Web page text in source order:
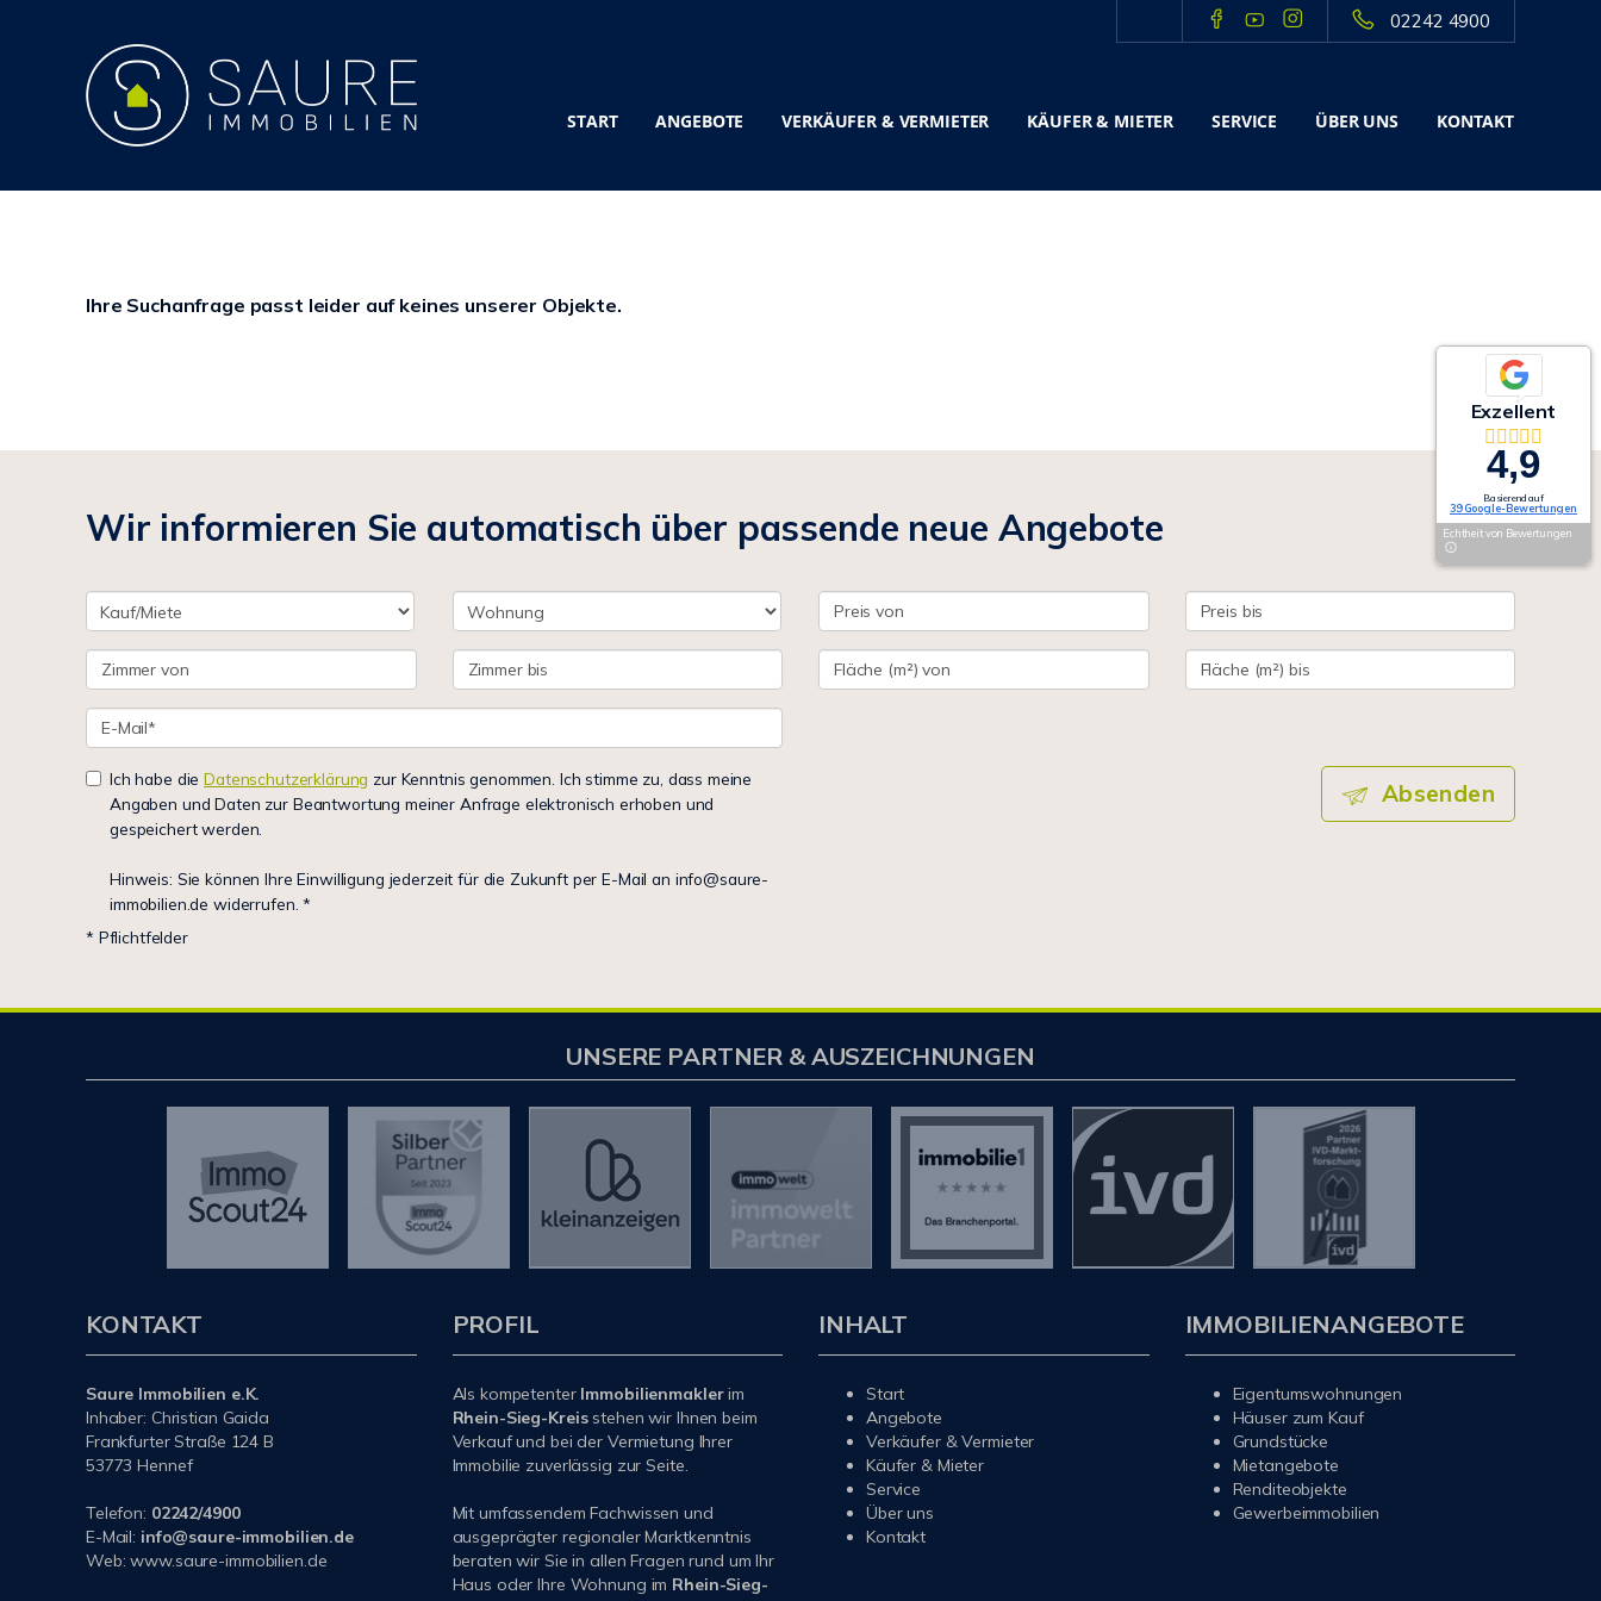
02242 4900
START ANGEBOTE VERKÄUFER & VERMIETER KÄUFER & MIETER SERVICE ÜBER UNS KONTAKT
Ihre Suchanfrage passt leider auf keines unserer Objekte.
Wir informieren Sie automatisch über passende neue Angebote
Ich habe dieDatenschutzerklärung zur Kenntnis genommen. Ich stimme zu, dass meine
Angaben und Daten zur Beantwortung meiner Anfrage elektronisch erhoben und
gespeichert werden.
Hinweis: Sie können Ihre Einwilligung jederzeit für die Zukunft per E-Mail an info@saure-
immobilien.de widerrufen. *
* Pflichtfelder
Absenden
Exzellent
4,9
Basierend auf
39 Google-Bewertungen
Echtheit von Bewertungen
UNSERE PARTNER & AUSZEICHNUNGEN
KONTAKT
Saure Immobilien e.K.
Inhaber: Christian Gaida
Frankfurter Straße 124 B
53773 Hennef
Telefon: 02242/4900
E-Mail: info@saure-immobilien.de
Web: www.saure-immobilien.de
PROFIL
Als kompetenter Immobilienmaklerim
Rhein-Sieg-Kreis stehen wir Ihnen beim
Verkauf und bei der Vermietung Ihrer
Immobilie zuverlässig zur Seite.
Mit umfassendem Fachwissen und
ausgeprägter regionaler Marktkenntnis
beraten wir Sie in allen Fragen rund um Ihr
Haus oder Ihre Wohnung im Rhein-Sieg-
INHALT
Start
Angebote
Verkäufer & Vermieter
Käufer & Mieter
Service
Über uns
Kontakt
IMMOBILIENANGEBOTE
Eigentumswohnungen
Häuser zum Kauf
Grundstücke
Mietangebote
Renditeobjekte
Gewerbeimmobilien